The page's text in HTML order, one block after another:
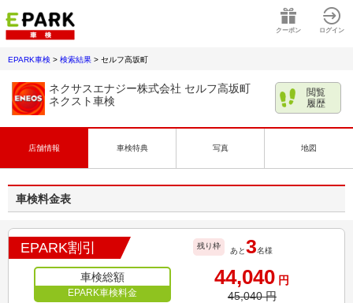
クーポン ログイン
EPARK車検 > 検索結果 > セルフ高坂町
ネクサスエナジー株式会社 セルフ高坂町
ネクスト車検
閲覧
履歴
店舗情報 車検特典 写真 地図
車検料金表
EPARK割引 残り枠
あと3名様
車検総額
EPARK車検料金
44,040 円
45,040円